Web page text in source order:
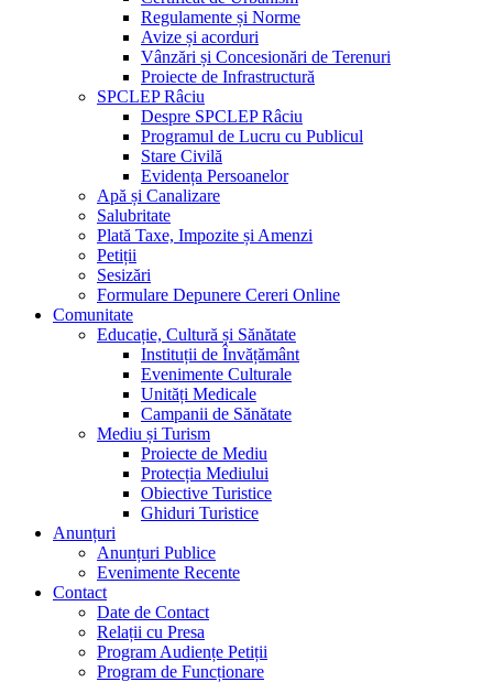
Regulamente și Norme
Avize și acorduri
Vânzări și Concesionări de Terenuri
Proiecte de Infrastructură
SPCLEP Râciu
Despre SPCLEP Râciu
Programul de Lucru cu Publicul
Stare Civilă
Evidența Persoanelor
Apă și Canalizare
Salubritate
Plată Taxe, Impozite și Amenzi
Petiții
Sesizări
Formulare Depunere Cereri Online
Comunitate
Educație, Cultură și Sănătate
Instituții de Învățământ
Evenimente Culturale
Unități Medicale
Campanii de Sănătate
Mediu și Turism
Proiecte de Mediu
Protecția Mediului
Obiective Turistice
Ghiduri Turistice
Anunțuri
Anunțuri Publice
Evenimente Recente
Contact
Date de Contact
Relații cu Presa
Program Audiențe Petiții
Program de Funcționare